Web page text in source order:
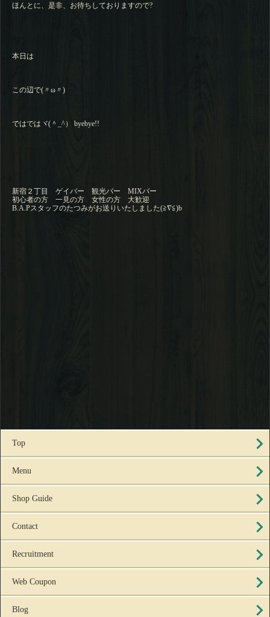
ほんとに、是非、お待ちしておりますので?
本日は
この辺で(〃ω〃)
ではではヾ(＾_^） byebye!!
新宿２丁目 ゲイバー 観光バー MIXバー
初心者の方 一見の方 女性の方 大歓迎
B.A.Pスタッフのたつみがお送りいたしました(≧∇≦)b
Top
Menu
Shop Guide
Contact
Recruitment
Web Coupon
Blog